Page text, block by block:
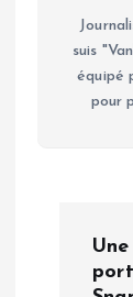
suis
équipé
pour